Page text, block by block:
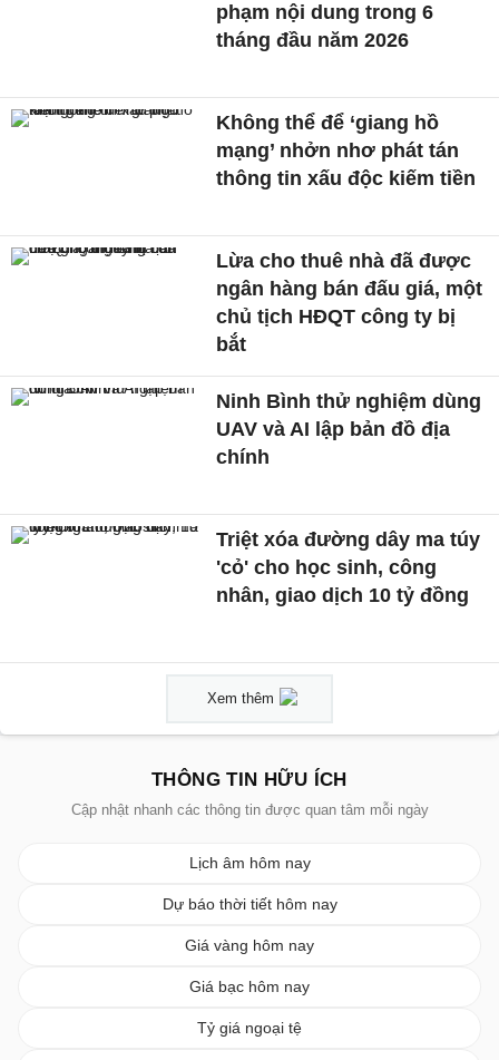
phạm nội dung trong 6
tháng đầu năm 2026
Không thể để ‘giang hồ
mạng’ nhởn nhơ phát tán
thông tin xấu độc kiếm tiền
Lừa cho thuê nhà đã được
ngân hàng bán đấu giá, một
chủ tịch HĐQT công ty bị
bắt
Ninh Bình thử nghiệm dùng
UAV và AI lập bản đồ địa
chính
Triệt xóa đường dây ma túy
'cỏ' cho học sinh, công
nhân, giao dịch 10 tỷ đồng
Xem thêm
THÔNG TIN HỮU ÍCH
Cập nhật nhanh các thông tin được quan tâm mỗi ngày
Lịch âm hôm nay
Dự báo thời tiết hôm nay
Giá vàng hôm nay
Giá bạc hôm nay
Tỷ giá ngoại tệ